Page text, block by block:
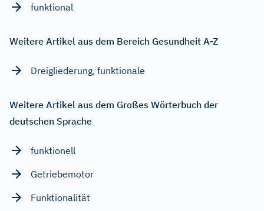
funktional
Weitere Artikel aus dem Bereich Gesundheit A-Z
Dreigliederung, funktionale
Weitere Artikel aus dem Großes Wörterbuch der
deutschen Sprache
funktionell
Getriebemotor
Funktionalität